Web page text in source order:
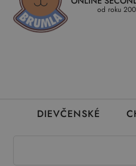
Kedy a ako dostanem tovarod roku
DIEVČENSKÉ